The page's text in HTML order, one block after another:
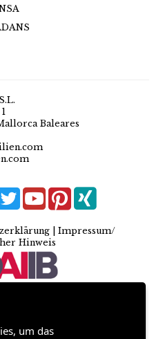
Baleares
| Impressum/
Hinweis
um das